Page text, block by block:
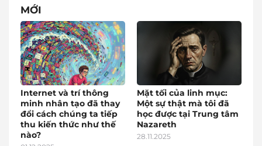
MỚI
Internet và trí thông
minh nhân tạo đã thay
đổi cách chúng ta tiếp
thu kiến thức như thế
nào?
Mặt tối của linh mục:
Một sự thật mà tôi đã
học được tại Trung tâm
Nazareth
28.11.2025